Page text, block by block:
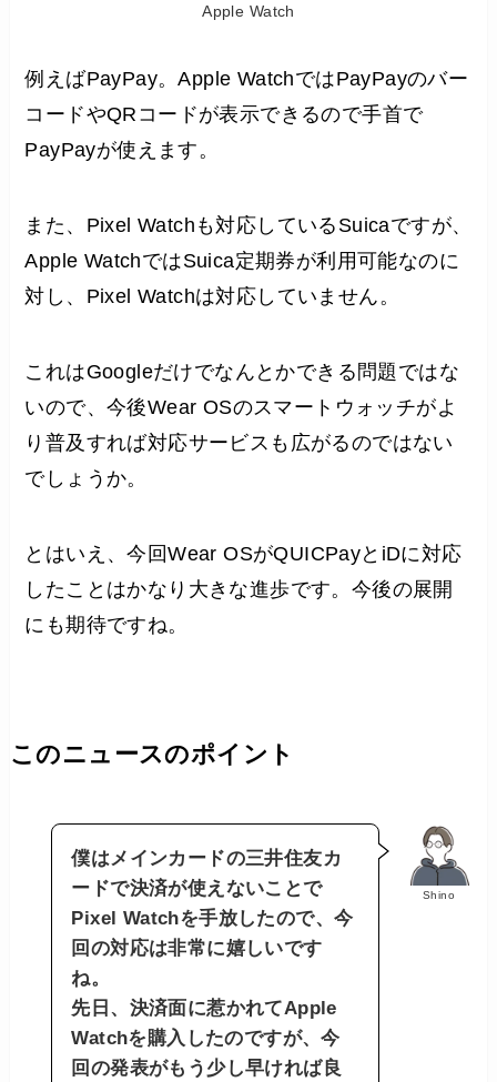
Apple Watch
例えばPayPay。Apple WatchではPayPayのバー
コードやQRコードが表示できるので手首で
PayPayが使えます。
また、Pixel Watchも対応しているSuicaですが、
Apple WatchではSuica定期券が利用可能なのに
対し、Pixel Watchは対応していません。
これはGoogleだけでなんとかできる問題ではな
いので、今後Wear OSのスマートウォッチがよ
り普及すれば対応サービスも広がるのではない
でしょうか。
とはいえ、今回Wear OSがQUICPayとiDに対応
したことはかなり大きな進歩です。今後の展開
にも期待ですね。
このニュースのポイント
Shino
僕はメインカードの三井住友カ
ードで決済が使えないことで
Pixel Watchを手放したので、今
回の対応は非常に嬉しいです
ね。
先日、決済面に惹かれてApple
Watchを購入したのですが、今
回の発表がもう少し早ければ良